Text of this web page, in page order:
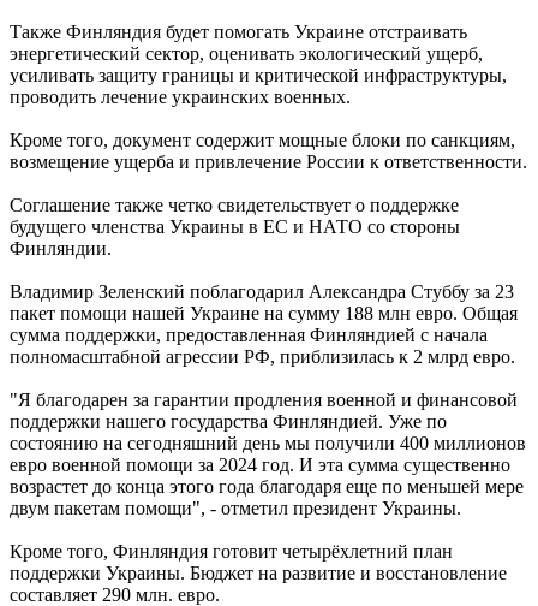
Также Финляндия будет помогать Украине отстраивать
энергетический сектор, оценивать экологический ущерб,
усиливать защиту границы и критической инфраструктуры,
проводить лечение украинских военных.
Кроме того, документ содержит мощные блоки по санкциям,
возмещение ущерба и привлечение России к ответственности.
Соглашение также четко свидетельствует о поддержке
будущего членства Украины в ЕС и НАТО со стороны
Финляндии.
Владимир Зеленский поблагодарил Александра Стуббу за 23
пакет помощи нашей Украине на сумму 188 млн евро. Общая
сумма поддержки, предоставленная Финляндией с начала
полномасштабной агрессии РФ, приблизилась к 2 млрд евро.
"Я благодарен за гарантии продления военной и финансовой
поддержки нашего государства Финляндией. Уже по
состоянию на сегодняшний день мы получили 400 миллионов
евро военной помощи за 2024 год. И эта сумма существенно
возрастет до конца этого года благодаря еще по меньшей мере
двум пакетам помощи", - отметил президент Украины.
Кроме того, Финляндия готовит четырёхлетний план
поддержки Украины. Бюджет на развитие и восстановление
составляет 290 млн. евро.